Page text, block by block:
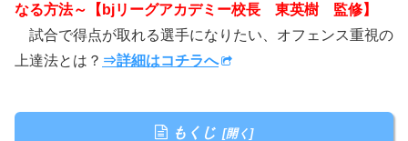
なる方法～【bjリーグアカデミー校長 東英樹 監修】
試合で得点が取れる選手になりたい、オフェンス重視の
上達法とは？ ⇒詳細はコチラへ
もくじ